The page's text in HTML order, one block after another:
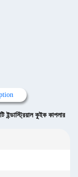
ইন্ডাস্ট্রিয়াল কুইক কাপলার